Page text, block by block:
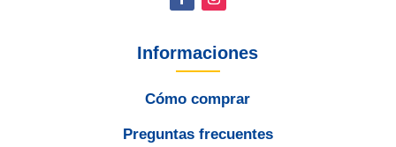
Informaciones
Cómo comprar
Preguntas frecuentes